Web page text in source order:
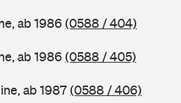
ab 1986 (0588 / 404)
ab 1986 (0588 / 405)
ab 1987(0588 / 406)